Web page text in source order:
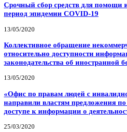
Срочный сбор средств для помощи
период эпидемии COVID-19
13/05/2020
Коллективное обращение
относительно доступности
законодательства об иностранной
13/05/2020
«Офис по правам людей с
направили властям предложения
доступе к информации о
25/03/2020